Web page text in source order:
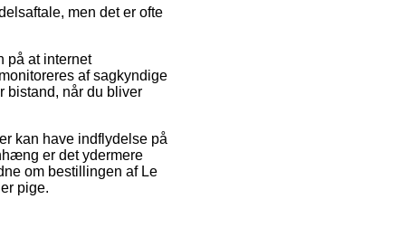
men det er ofte
på at internet
af sagkyndige
bistand, når du bliver
kan have indflydelse på
er det ydermere
om bestillingen af Le
pige.